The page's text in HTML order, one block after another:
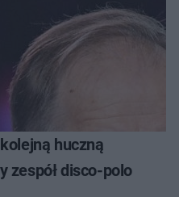
huczną
zespół disco-polo